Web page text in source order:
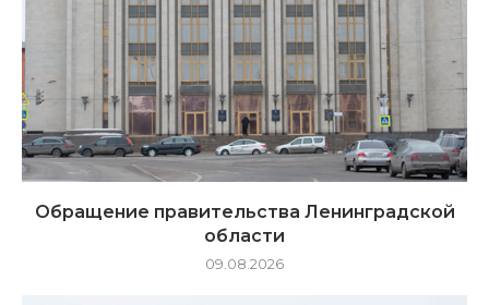
Обращение правительства Ленинградской
области
09.08.2026